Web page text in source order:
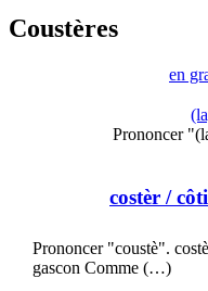
Coustères
en
Prononcer
costèr /
Prononcer "coustè".
gascon Comme (…)